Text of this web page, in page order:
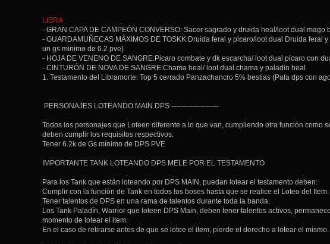
LIBRA
- GRAN CAPA DE CAMPEÓN CONVERSO: Sacer sagrado y druida heal/loot dual mago
- GUARDAMUÑECAS MÁXIMOS DE TOSKK:Druida feral y picaro/loot dual Druida
un gs minimo de 6.2 pve)
- HOJA DE VENENO DE SANGRE:Picaro combate y dk escarcha/ loot dual picaro con
- CINTURÓN DE NOVA DE SANGRE:Chama heal/ loot dual chama y paladin heal
1. Testamento del Libramorte: Top 5 cerrado Panzachancro 5%
PERSONAJES LOTEANDO MAIN DPS --------------------
Todos los personajes que Loteen diferente a lo que van, cumpliendo otra función como
deben cumplir los requisitos respectivos.
Tener 6.2k de Gs mínimo de DPS PVE
IMPORTANTE TANK LOTEANDO DPS MELE POR EL TESTAMENTO
Para los Tank que están loteando por DPS MAIN, puedan lotear el testamento deben:
Cumplir con la función de Tank en todos los boses hasta que se realice el Loteo del Item.
Tener talentos de DPS en una rama de talentos durante toda la banda.
Los Tank Paladín, Warrior que loteen DPS Main, deben tener talentos activos,
momento de lotear el item.
En el caso de retirarse antes de que se lotee el item, pierde el derecho a lotear el mismo.